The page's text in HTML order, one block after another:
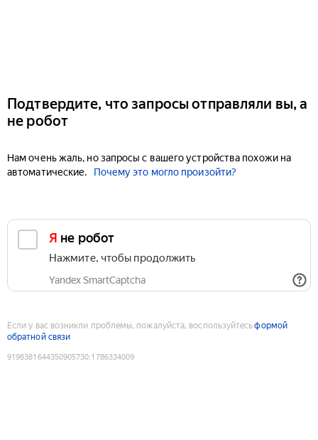
Подтвердите, что запросы отправляли вы, а
не робот
Нам очень жаль, но запросы с вашего устройства похожи на
автоматические.
Почему это могло произойти?
Я не робот
Нажмите, чтобы продолжить
Yandex SmartCaptcha
Если у вас возникли проблемы, пожалуйста, воспользуйтесьформой
обратной связи
9198381644350905730:1786334009